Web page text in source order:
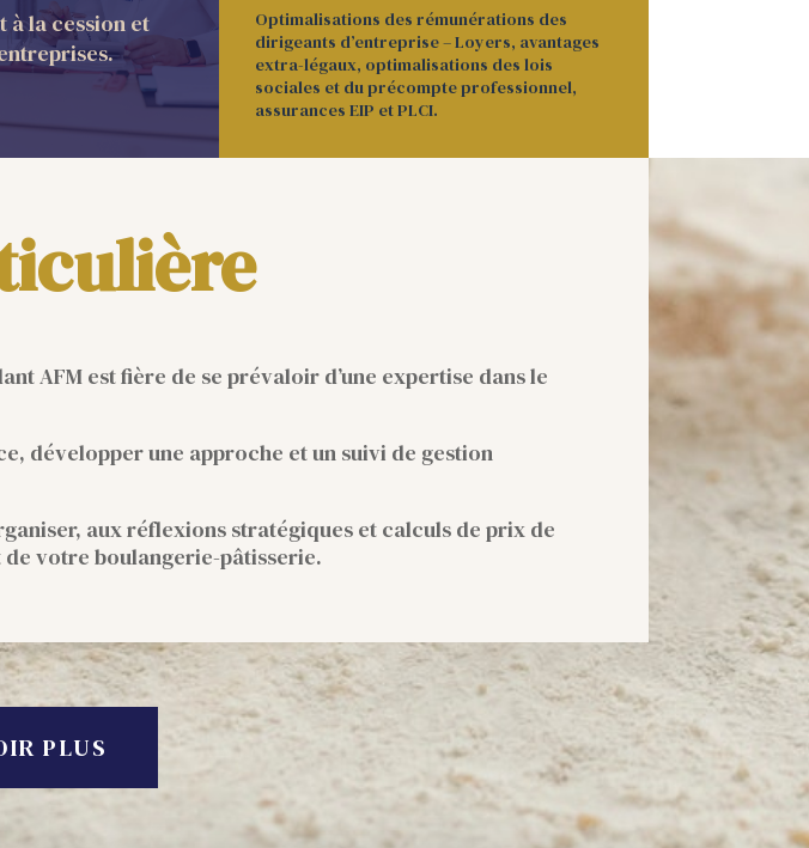
à la cession et
Optimalisations des rémunérations des
dirigeants d’entreprise – Loyers, avantages
extra-légaux, optimalisations des lois
sociales et du précompte professionnel,
assurances EIP et PLCI.
AFM est fière de se prévaloir d’une expertise dans le
développer une approche et un suivi de gestion
aux réflexions stratégiques et calculs de prix de
votre boulangerie-pâtisserie.
PLUS